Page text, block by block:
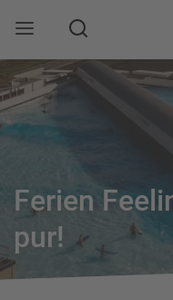
Mobile Navigation
Suche
Ferien
pur!